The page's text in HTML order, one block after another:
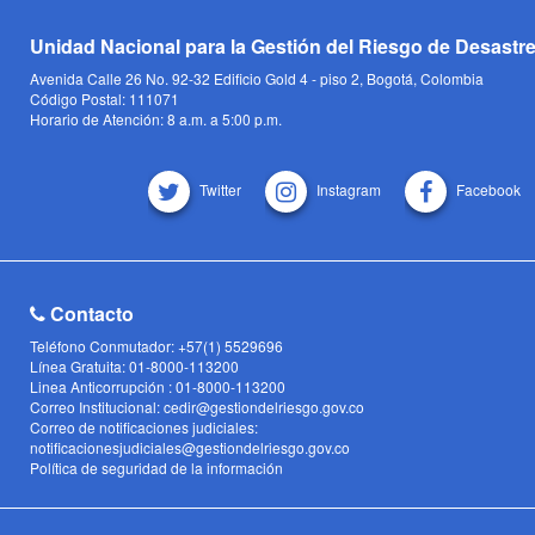
Unidad Nacional para la Gestión del Riesgo de
Avenida Calle 26 No. 92-32 Edificio Gold 4 - piso 2, Bogotá, Colombia
Código Postal: 111071
Horario de Atención: 8 a.m. a 5:00 p.m.
Twitter Instagram Facebook
Contacto
Teléfono Conmutador: +57(1) 5529696
Línea Gratuita: 01-8000-113200
Linea Anticorrupción : 01-8000-113200
Correo Institucional: cedir@gestiondelriesgo.gov.co
Correo de notificaciones judiciales:
notificacionesjudiciales@gestiondelriesgo.gov.co
Política de seguridad de la información